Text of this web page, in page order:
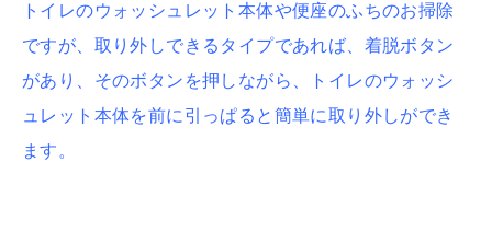
トイレのウォッシュレット本体や便座のふちのお掃除
ですが、取り外しできるタイプであれば、着脱ボタン
があり、そのボタンを押しながら、トイレのウォッシ
ュレット本体を前に引っぱると簡単に取り外しができ
ます。